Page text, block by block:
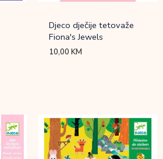
Djeco dječije tetovaže
Fiona's Jewels
10,00KM